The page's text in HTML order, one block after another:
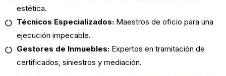
estética.
Técnicos Especializados: Maestros de oficio para una
ejecución impecable.
Gestores de Inmuebles: Expertos en tramitación de
certificados, siniestros y mediación.